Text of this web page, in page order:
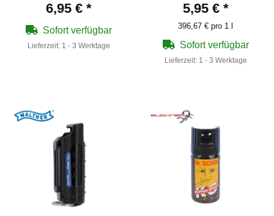
6,95 € *
Sofort verfügbar
Lieferzeit: 1 - 3 Werktage
5,95 € *
396,67 € pro 1 l
Sofort verfügbar
Lieferzeit: 1 - 3 Werktage